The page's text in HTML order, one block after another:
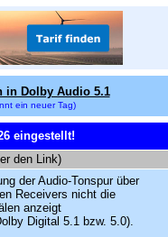
in Dolby Audio 5.1
ein neuer Tag)
eingestellt!
den Link)
der Audio-Tonspur über
Receivers nicht die
anzeigt
Digital 5.1 bzw. 5.0).